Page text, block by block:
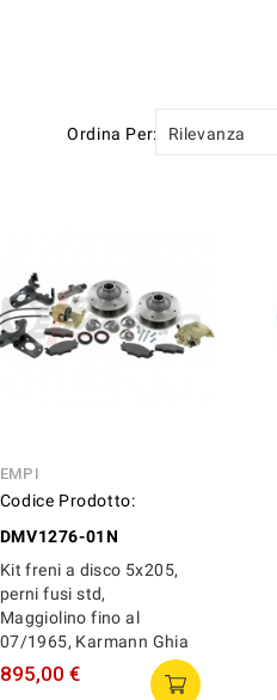
Ordina Per: Rilevanza
EMPI
Codice Prodotto:
DMV1276-01N
Kit freni a disco 5x205,
perni fusi std,
Maggiolino fino al
07/1965, Karmann Ghia
895,00 €